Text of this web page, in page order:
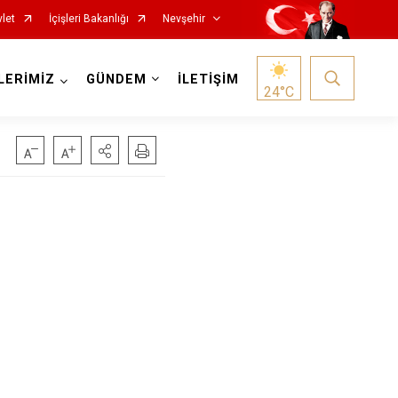
İçişleri Bakanlığı Nevşehir
GÜNDEM İLETİŞİM
24°C